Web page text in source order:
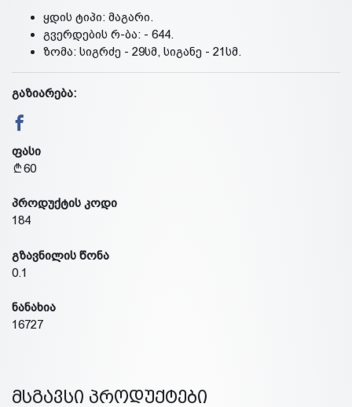
ყდის ტიპი: მაგარი.
გვერდების რ-ბა: - 644.
ზომა: სიგრძე - 29სმ, სიგანე - 21სმ.
გაზიარება:
ფასი
60
პროდუქტის კოდი
184
გზავნილის წონა
0.1
ნანახია
16727
მსგავსი პროდუქტები